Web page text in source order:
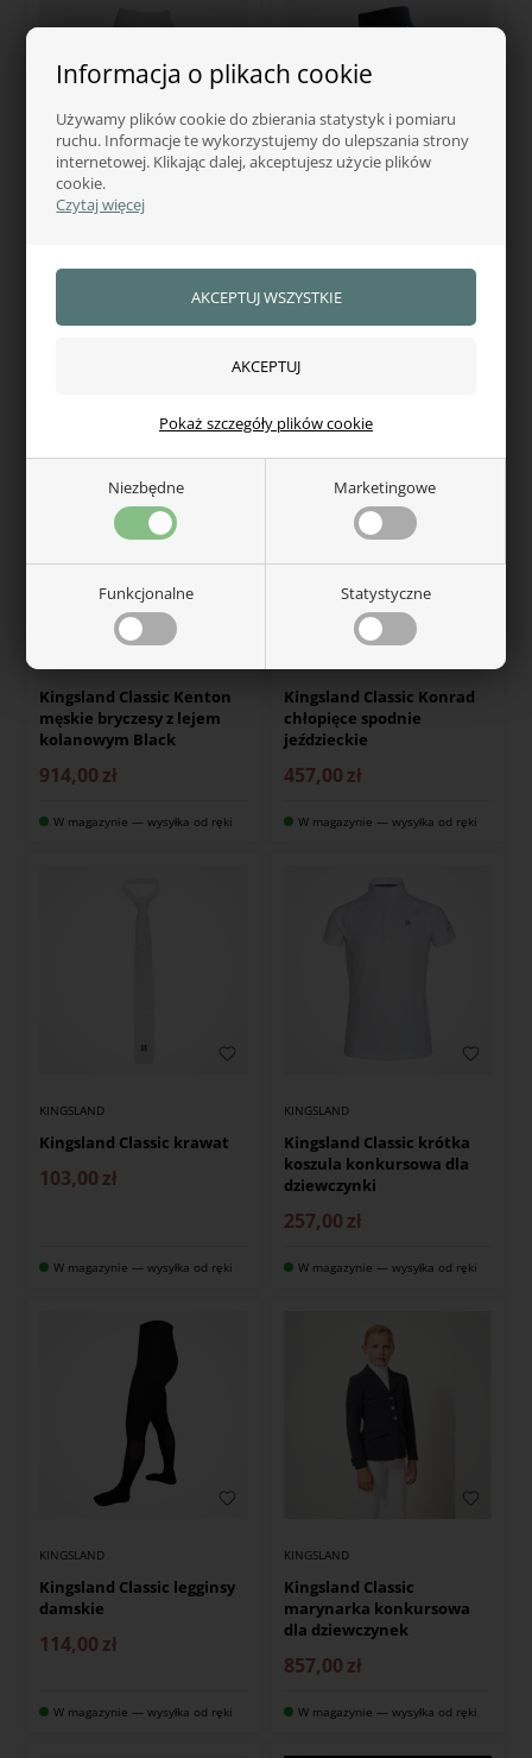
Informacja o plikach cookie
Używamy plików cookie do zbierania statystyk i pomiaru
ruchu. Informacje te wykorzystujemy do ulepszania strony
internetowej. Klikając dalej, akceptujesz użycie plików
cookie.
Czytaj więcej
Niezbędne Marketingowe
Funkcjonalne Statystyczne
Pokaż szczegóły plików cookie
Kingsland Classic Katinka
457,00zł
W magazynie — wysyłka od ręki
Kingsland Classic Kemmie
junior rajtuzy jeździeckie
371,00zł
W magazynie — wysyłka od ręki
Kingsland Classic Kenton
męskie bryczesy z lejem
kolanowym Black
914,00 zł
W magazynie — wysyłka od ręki
Kingsland Classic Konrad
chłopięce spodnie
jeździeckie
457,00 zł
W magazynie — wysyłka od ręki
KINGSLAND
Kingsland Classic krawat
103,00 zł
W magazynie — wysyłka od ręki
KINGSLAND
Kingsland Classic krótka
koszula konkursowa dla
dziewczynki
257,00 zł
W magazynie — wysyłka od ręki
KINGSLAND
Kingsland Classic legginsy
damskie
114,00 zł
W magazynie — wysyłka od ręki
KINGSLAND
Kingsland Classic
marynarka konkursowa
dla dziewczynek
857,00 zł
W magazynie — wysyłka od ręki